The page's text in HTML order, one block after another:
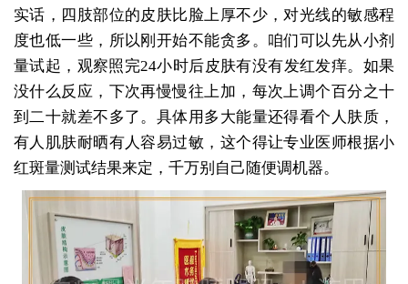
实话，四肢部位的皮肤比脸上厚不少，对光线的敏感程
度也低一些，所以刚开始不能贪多。咱们可以先从小剂
量试起，观察照完24小时后皮肤有没有发红发痒。如果
没什么反应，下次再慢慢往上加，每次上调个百分之十
到二十就差不多了。具体用多大能量还得看个人肤质，
有人肌肤耐晒有人容易过敏，这个得让专业医师根据小
红斑量测试结果来定，千万别自己随便调机器。